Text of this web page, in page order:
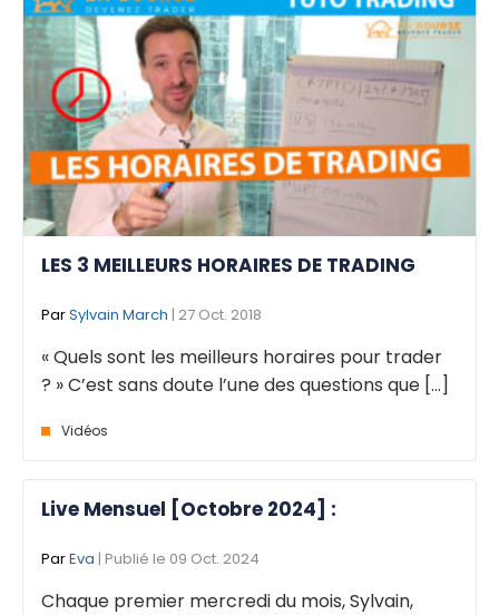
LES 3 MEILLEURS HORAIRES DE TRADING
ParSylvain March | 27 Oct. 2018
« Quels sont les meilleurs horaires pour trader
? » C’est sans doute l’une des questions que [...]
Vidéos
Live Mensuel [Octobre 2024] :
ParEva | Publié le 09 Oct. 2024
Chaque premier mercredi du mois, Sylvain,